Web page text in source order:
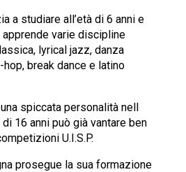
a studiare all’età di 6 anni e
varie discipline
lyrical jazz, danza
break dance e latino
spiccata personalità nell
16 anni può già vantare ben
U.I.S.P.
prosegue la sua formazione